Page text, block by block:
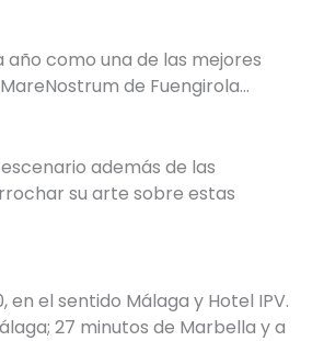
como una de las mejores
de Fuengirola…
además de las
su arte sobre estas
el sentido Málaga y Hotel IPV.
27 minutos de Marbella y a